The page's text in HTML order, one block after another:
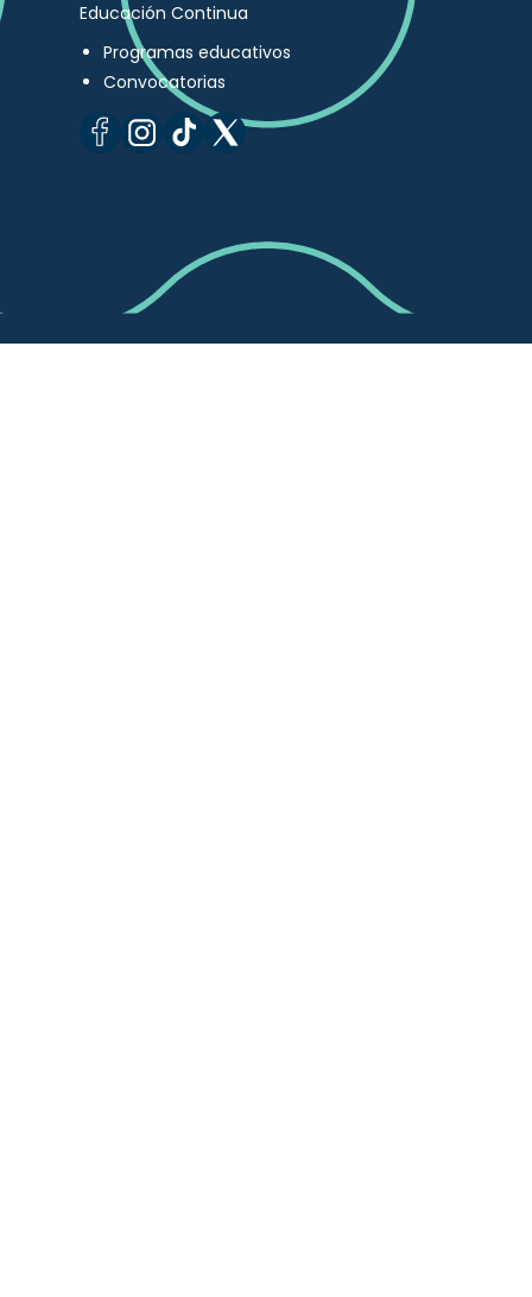
Educación Continua
Programas educativos
Convocatorias